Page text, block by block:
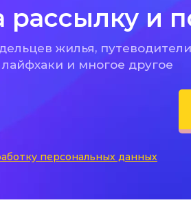
и
жилья,
и многое другое
персональных данных